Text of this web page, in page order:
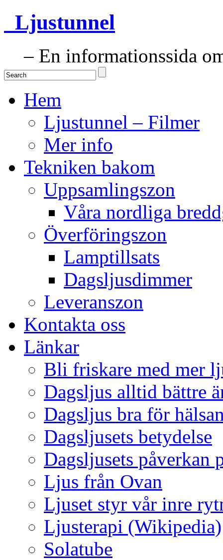
Ljustunnel
– En informationssida
Hem
Ljustunnel – Filmer
Mer info
Tekniken bakom
Uppsamlingszon
Våra nordliga
Överföringszon
Lamptillsats
Dagsljusdimmer
Leveranszon
Kontakta oss
Länkar
Bli friskare med mer
Dagsljus alltid bättre
Dagsljus bra för
Dagsljusets betydelse
Dagsljusets påverkan
Ljus från Ovan
Ljuset styr vår inre
Ljusterapi (Wikipedia)
Solatube